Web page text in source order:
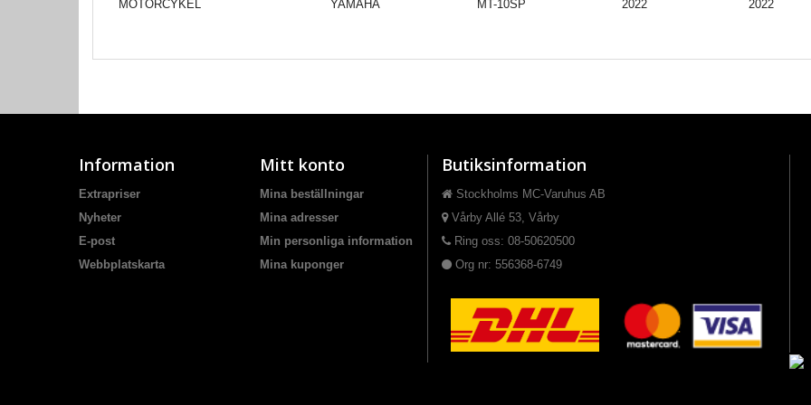
MOTORCYKEL YAMAHA MT-10SP 2022 2022
Information
Extrapriser
Nyheter
E-post
Webbplatskarta
Mitt konto
Mina beställningar
Mina adresser
Min personliga information
Mina kuponger
Butiksinformation
Stockholms MC-Varuhus AB
Vårby Allé 53, Vårby
Ring oss: 08-50620500
Org nr: 556368-6749